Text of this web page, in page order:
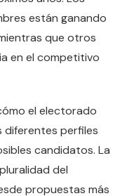
están ganando
que otros
en el competitivo
el electorado
diferentes perfiles
candidatos. La
del
propuestas más